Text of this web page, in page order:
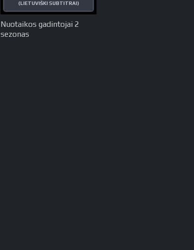
Nuotaikos gadintojai 2
sezonas
(LIETUVIŠKI SUBTITRAI)